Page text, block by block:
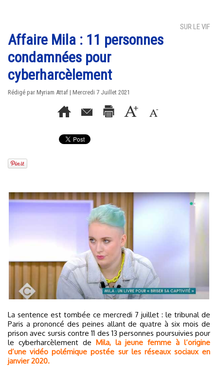
SUR LE VIF
Affaire Mila : 11 personnes
condamnées pour
cyberharcèlement
Rédigé par Myriam Attaf | Mercredi 7 Juillet 2021
La sentence est tombée ce mercredi 7 juillet : le tribunal de
Paris a prononcé des peines allant de quatre à six mois de
prison avec sursis contre 11 des 13 personnes poursuivies pour
le cyberharcèlement de Mila, la jeune femme à l’origine
d’une vidéo polémique postée sur les réseaux sociaux en
janvier 2020.